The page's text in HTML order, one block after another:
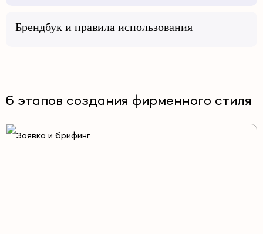
Брендбук и правила использования
6 этапов создания фирменного стиля